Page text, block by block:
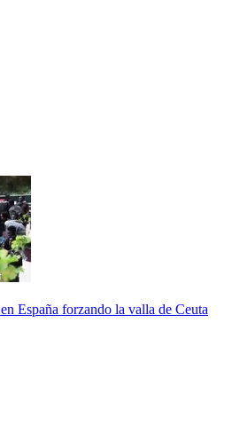
España forzando la valla de Ceuta